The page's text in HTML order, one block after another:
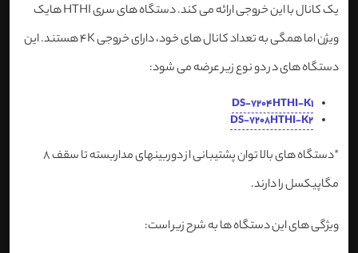
یک کانال با این خروجی ارائه می کند. دستگاه های سری HTHI هایک
ویژن اما همگی به تعداد کانال های خود، دارای خروجی 4K هستند. این
دستگاه های در دو نوع زیر عرضه می شود:
DS-7204HTHI-K1
DS-7208HTHI-K2
*دستگاه های بالا توان پشتیبانی از دوربینهای مداربسته تا سقف 8
مگاپیکسل را دارند.
ویژگی های این دستگاه ها به شرح زیر است: